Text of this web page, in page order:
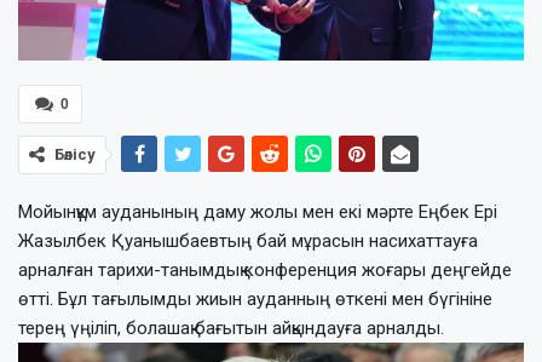
0
Бөлісу
Мойынқұм ауданының даму жолы мен екі мәрте Еңбек Ері
Жазылбек Қуанышбаевтың бай мұрасын насихаттауға
арналған тарихи-танымдық конференция жоғары деңгейде
өтті. Бұл тағылымды жиын ауданның өткені мен бүгініне
терең үңіліп, болашақ бағытын айқындауға арналды.